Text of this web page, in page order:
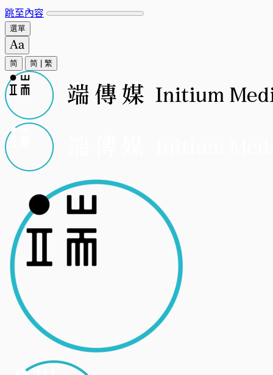
跳至內容
選單
简 简 繁